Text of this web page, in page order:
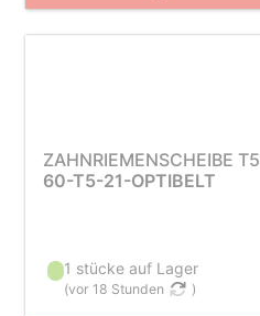
ZAHNRIEMENSCHEIBE T5
60-T5-21-OPTIBELT
1 stücke auf Lager
(vor 18 Stunden )